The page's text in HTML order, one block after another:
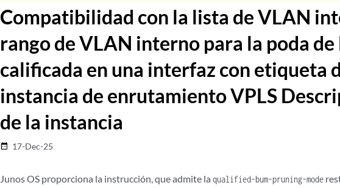
Compatibilidad con la lista de VLAN
rango de VLAN interno para la poda de
calificada en una interfaz con etiqueta
instancia de enrutamiento VPLS
de la instancia
date_range 17-Dec-25
Junos OS proporciona la instrucción, que admite la qualified-bum-pruning-mode